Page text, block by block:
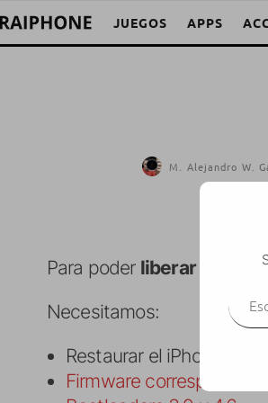
JUEGOS APPS
M. Alejandro W.
Para poder liberar el
Necesitamos:
Restaurar el iPhone a la
Firmware correspondiente